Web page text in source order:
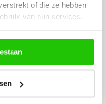
of die ze hebben
van hun services.
|
spot